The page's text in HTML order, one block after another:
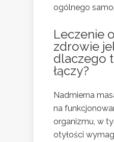
ogólnego
Leczenie
zdrowie
dlaczego
łączy?
Nadmierna
na
organizmu, w
otyłości